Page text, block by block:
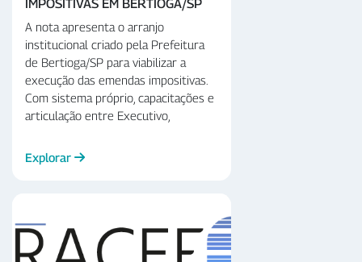
IMPOSITIVAS EM BERTIOGA/SP
A nota apresenta o arranjo
institucional criado pela Prefeitura
de Bertioga/SP para viabilizar a
execução das emendas impositivas.
Com sistema próprio, capacitações e
articulação entre Executivo,
modelo superou anos de inexecução
e atingiu 87% de execução em
intersetorial aumentam a efetividade
do gasto público e fortalecem a
gestão municipal.
Explorar